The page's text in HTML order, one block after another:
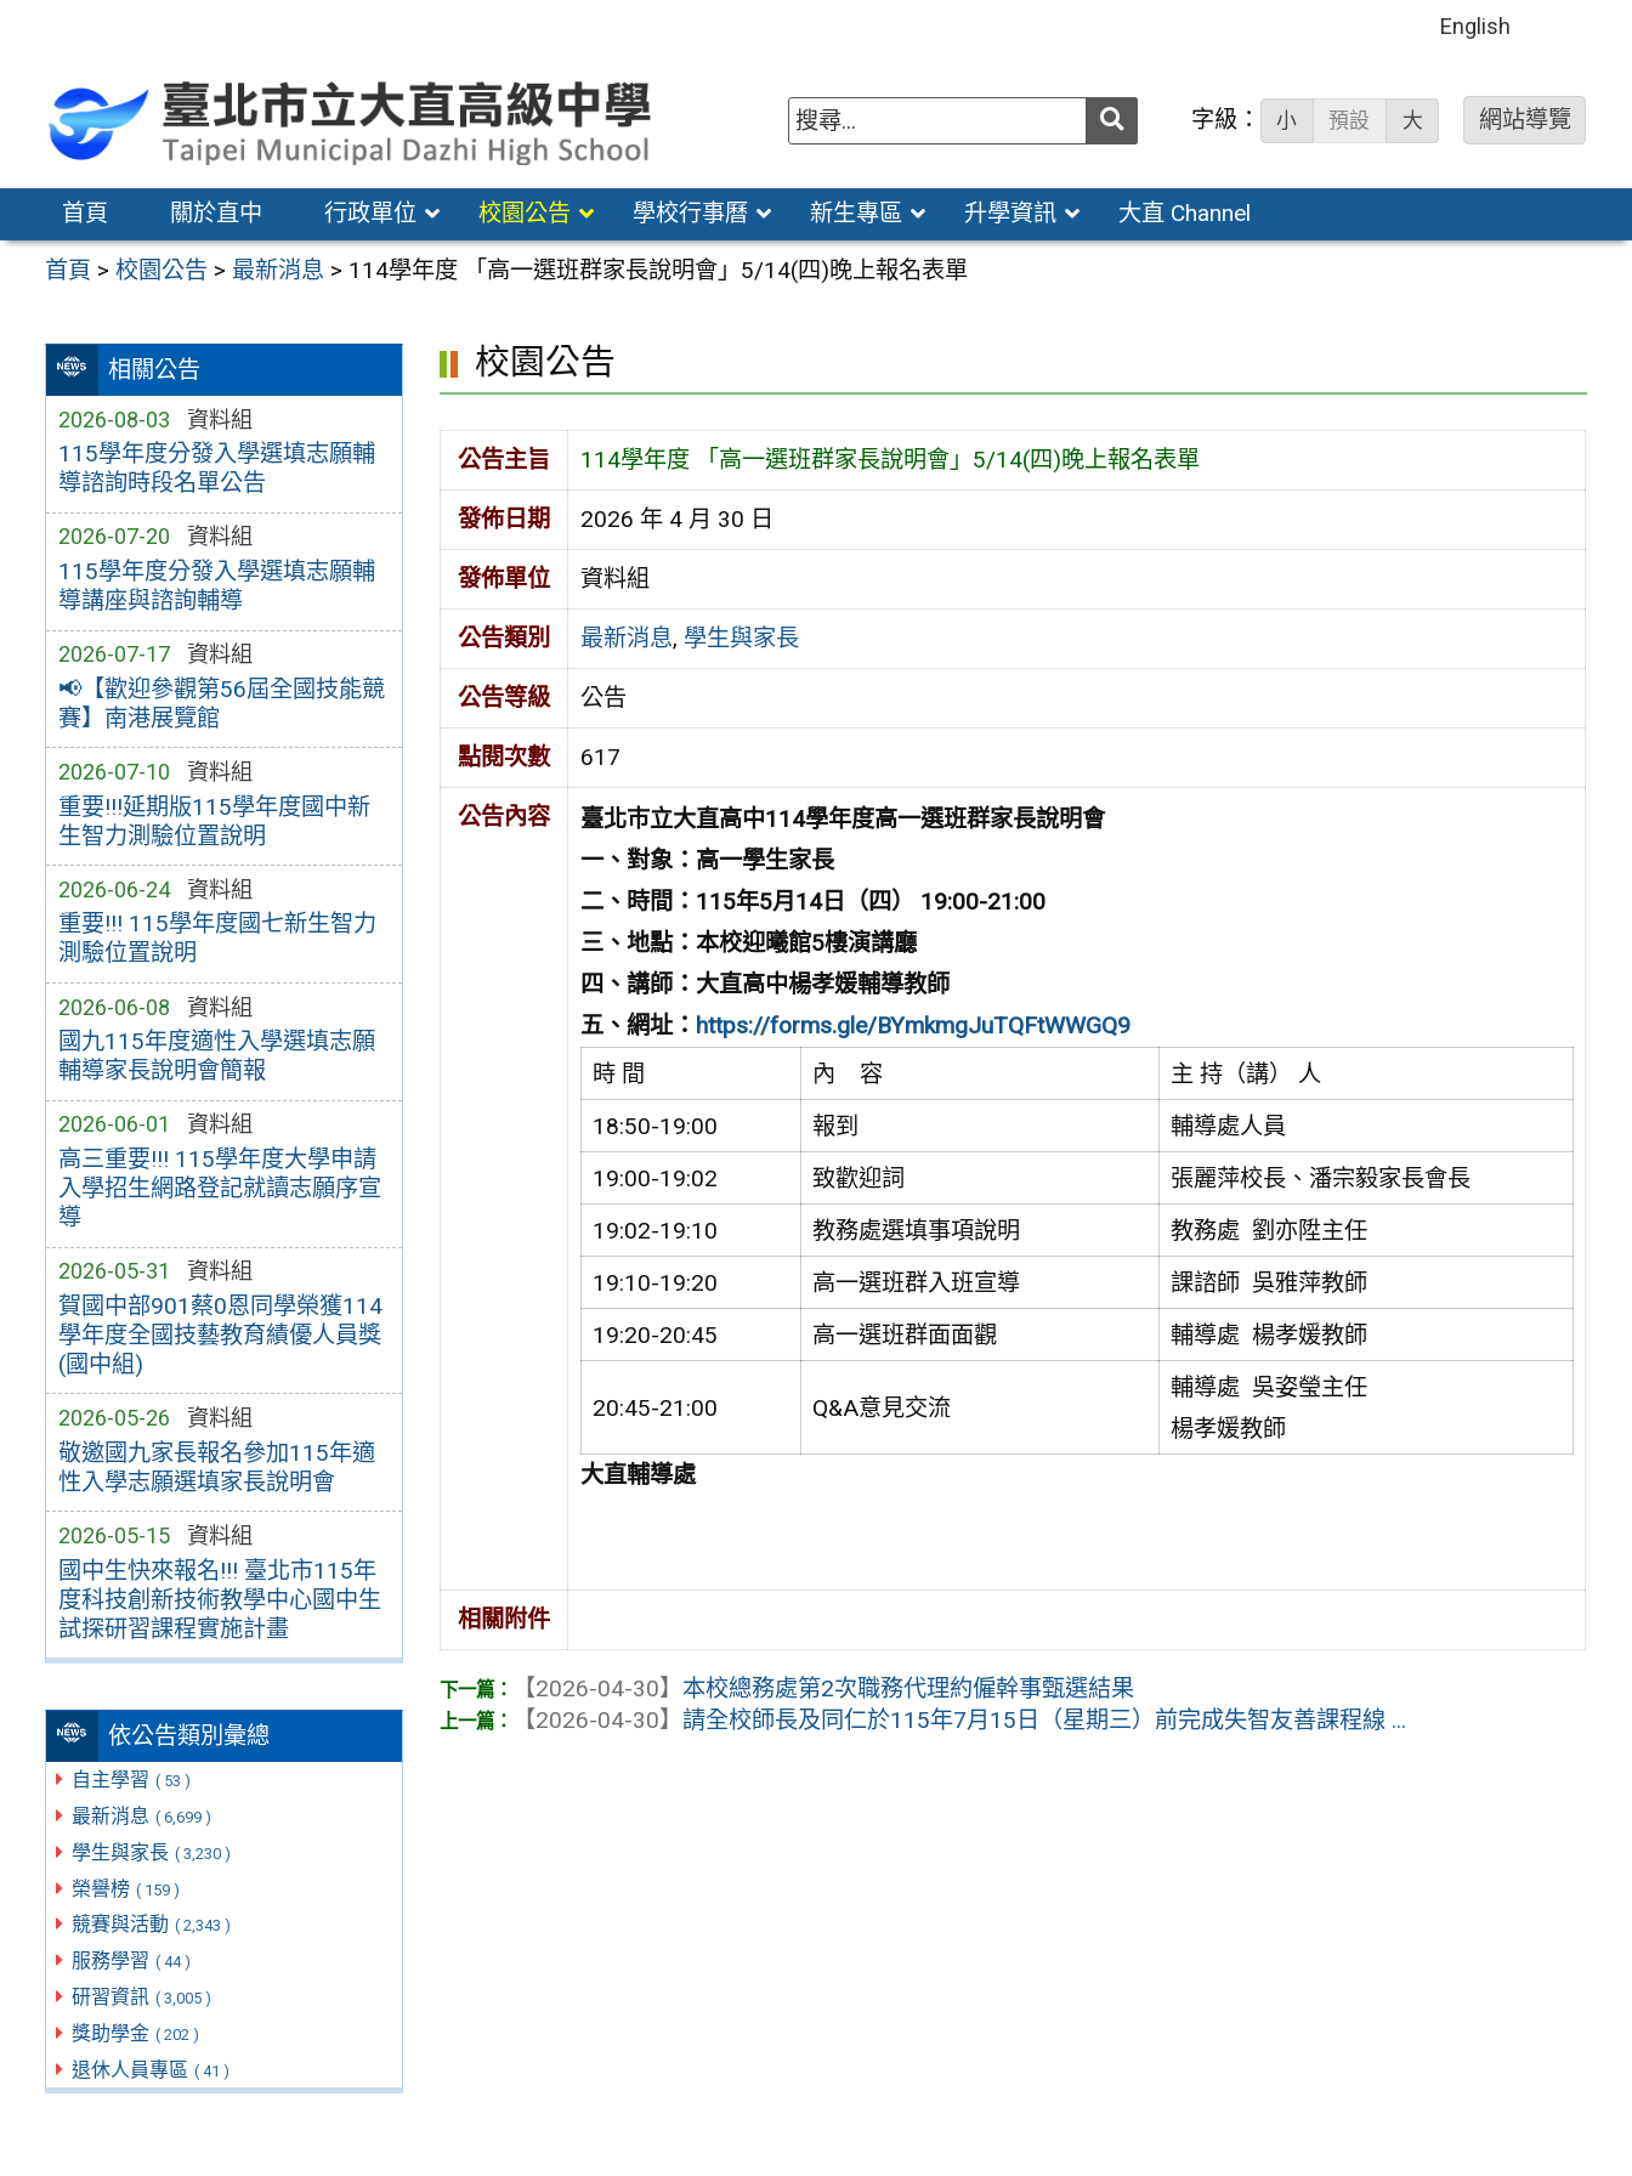
區
English
送出 字級： 小 預設 大 網站導覽
首頁 關於直中 行政單位 校園公告 學校行事曆 新生專區 升學資訊 大直 Channel
首頁 >校園公告 > 最新消息 > 114學年度 「高一選班群家長說明會」5/14(四)晚上報名表單
相關公告
2026-08-03 資料組
115學年度分發入學選填志願輔
導諮詢時段名單公告
2026-07-20 資料組
115學年度分發入學選填志願輔
導講座與諮詢輔導
2026-07-17 資料組
📢【歡迎參觀第56屆全國技能競
賽】南港展覽館
2026-07-10 資料組
重要!!!延期版115學年度國中新
生智力測驗位置說明
2026-06-24 資料組
重要!!! 115學年度國七新生智力
測驗位置說明
2026-06-08 資料組
國九115年度適性入學選填志願
輔導家長說明會簡報
2026-06-01 資料組
高三重要!!! 115學年度大學申請
入學招生網路登記就讀志願序宣
導
2026-05-31 資料組
賀國中部901蔡0恩同學榮獲114
學年度全國技藝教育績優人員獎
(國中組)
2026-05-26 資料組
敬邀國九家長報名參加115年適
性入學志願選填家長說明會
2026-05-15 資料組
國中生快來報名!!! 臺北市115年
度科技創新技術教學中心國中生
試探研習課程實施計畫
依公告類別彙總
自主學習 ( 53 )
最新消息 ( 6,699 )
學生與家長 ( 3,230 )
榮譽榜 ( 159 )
競賽與活動 ( 2,343 )
服務學習 ( 44 )
研習資訊 ( 3,005 )
獎助學金 ( 202 )
退休人員專區 ( 41 )
校園公告
公告主旨 114學年度 「高一選班群家長說明會」5/14(四)晚上報名表單
發佈日期 2026 年 4 月 30 日
發佈單位 資料組
公告類別 最新消息, 學生與家長
公告等級 公告
點閱次數 617
公告內容 臺北巿立大直高中114學年度高一選班群家長說明會
一、對象：高一學生家長
二、時間： 115年5月14日（四）
19:00-21:00
三、地點：本校迎曦館5樓演講廳
四、講師：大直高中楊孝媛輔導教師
五、網址： https://forms.gle/BYmkmgJuTQFtWWGQ9
時 間
內 容
主 持（講） 人
18:50-19:00
報到
輔導處人員
19:00-19:02
致歡迎詞
張麗萍校長、潘宗毅家長會長
19:02-19:10
教務處選填事項說明
教務處 劉亦陞主任
19:10-19:20
高一選班群入班宣導
課諮師 吳雅萍教師
19:20-20:45
高一選班群面面觀 輔導處 楊孝媛教師
20:45-21:00 Q&A意見交流
輔導處 吳姿瑩主任
楊孝媛教師
大直輔導處
相關附件
【2026-04-30】 本校總務處第2次職務代理約僱幹事甄選結果
【2026-04-30】請全校師長及同仁於115年7月15日（星期三）前完成失智友善課程線 ...